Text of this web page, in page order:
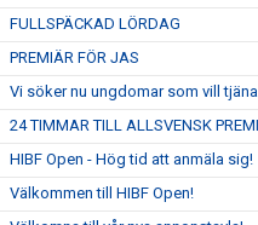
FULLSPÄCKAD LÖRDAG
PREMIÄR FÖR JAS
Vi söker nu ungdomar som vill
24 TIMMAR TILL ALLSVENSK
HIBF Open - Hög tid att anmäla sig!
Välkommen till HIBF Open!